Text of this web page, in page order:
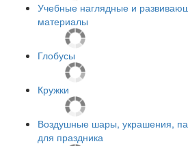
Учебные наглядные и
материалы
Глобусы
Кружки
Воздушные шары, украшения,
для праздника